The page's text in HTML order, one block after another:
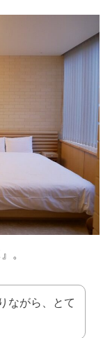
』。
ながら、とて